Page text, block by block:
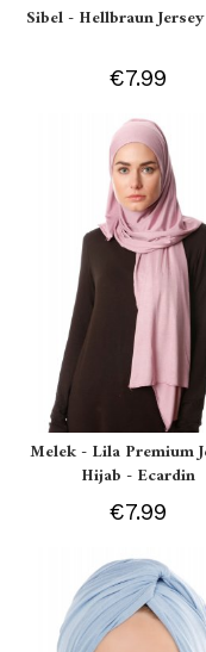
Sibel - Hellbraun
€7.99
Melek - Lila Premium
Hijab - Ecardin
€7.99